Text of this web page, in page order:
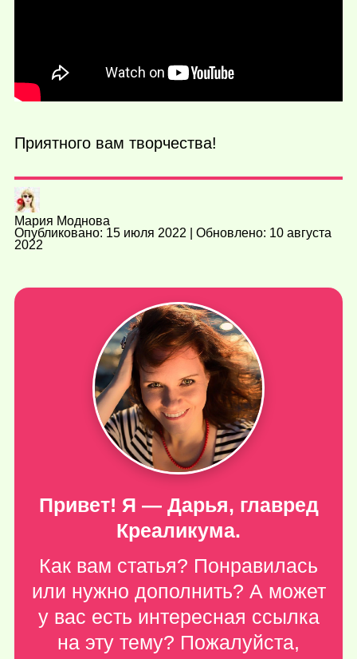
Приятного вам творчества!
Мария Моднова
Опубликовано: 15 июля 2022 | Обновлено: 10 августа
2022
Привет! Я — Дарья, главред
Креаликума.
Как вам статья? Понравилась
или нужно дополнить? А может
у вас есть интересная ссылка
на эту тему? Пожалуйста,